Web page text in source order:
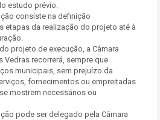
estudo prévio.
consiste na definição
etapas da realização do projeto até à
projeto de execução, a Câmara
Vedras recorrerá, sempre que
municipais, sem prejuízo da
fornecimentos ou empreitadas
mostrem necessários ou
pode ser delegado pela Câmara